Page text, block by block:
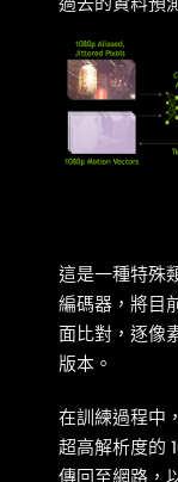
這是一種特殊
編碼器，將目
面比對，逐像
版本。
在訓練過程中
超高解析度的
傳回至網路，